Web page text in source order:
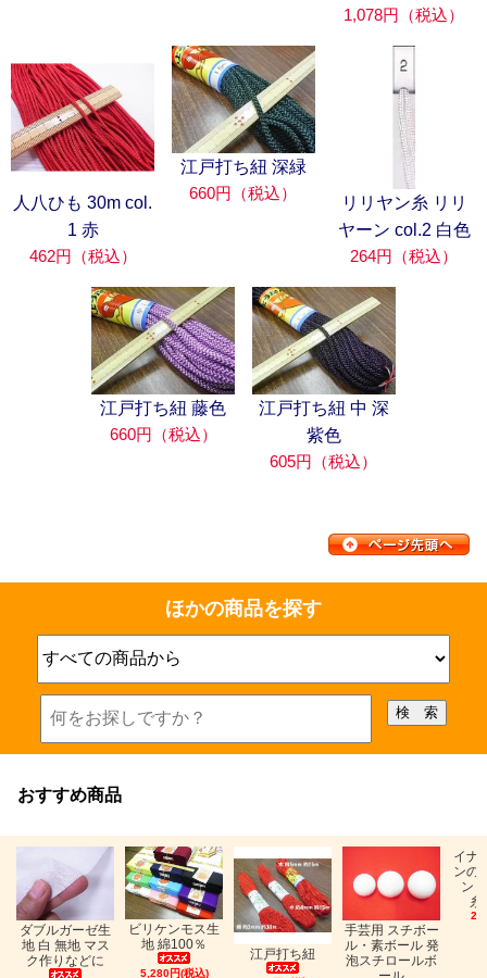
1,078円（税込）
人八ひも 30m col.
1 赤
462円（税込）
江戸打ち紐 深緑
660円（税込）
リリヤン糸 リリ
ヤーン col.2 白色
264円（税込）
江戸打ち紐 藤色
660円（税込）
江戸打ち紐 中 深
紫色
605円（税込）
ほかの商品を探す
おすすめ商品
ダブルガーゼ生
地 白 無地 マス
ク作りなどに
ビリケンモス生
地 綿100％
5,280円(税込)
江戸打ち紐
手芸用 スチボー
ル・素ボール 発
泡スチロールボ
イナ
ンの
ン
糸